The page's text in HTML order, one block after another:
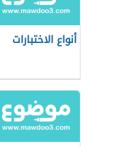
أنواع الاختبارات